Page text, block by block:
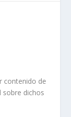
contenido de
sobre dichos